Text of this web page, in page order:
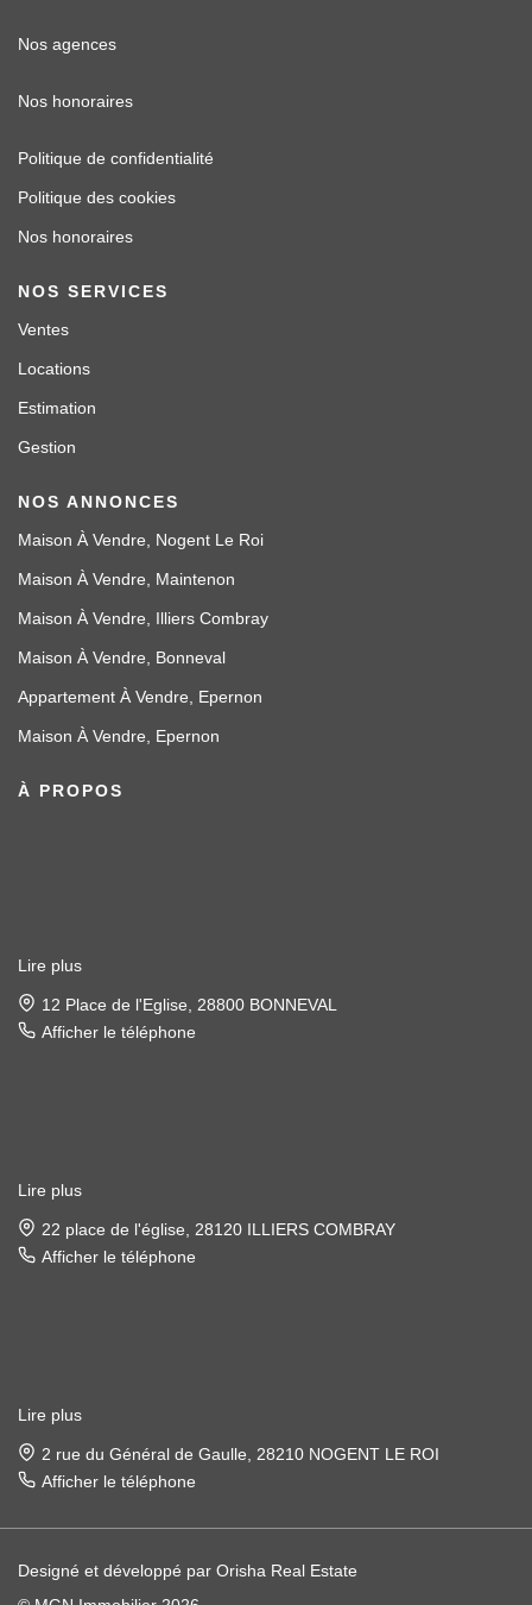
Nos agences
Nos honoraires
Politique de confidentialité
Politique des cookies
Nos honoraires
NOS SERVICES
Ventes
Locations
Estimation
Gestion
NOS ANNONCES
Maison À Vendre, Nogent Le Roi
Maison À Vendre, Maintenon
Maison À Vendre, Illiers Combray
Maison À Vendre, Bonneval
Appartement À Vendre, Epernon
Maison À Vendre, Epernon
À PROPOS
Lire plus
12 Place de l'Eglise, 28800 BONNEVAL
Afficher le téléphone
Lire plus
22 place de l'église, 28120 ILLIERS COMBRAY
Afficher le téléphone
Lire plus
2 rue du Général de Gaulle, 28210 NOGENT LE ROI
Afficher le téléphone
Designé et développé par Orisha Real Estate